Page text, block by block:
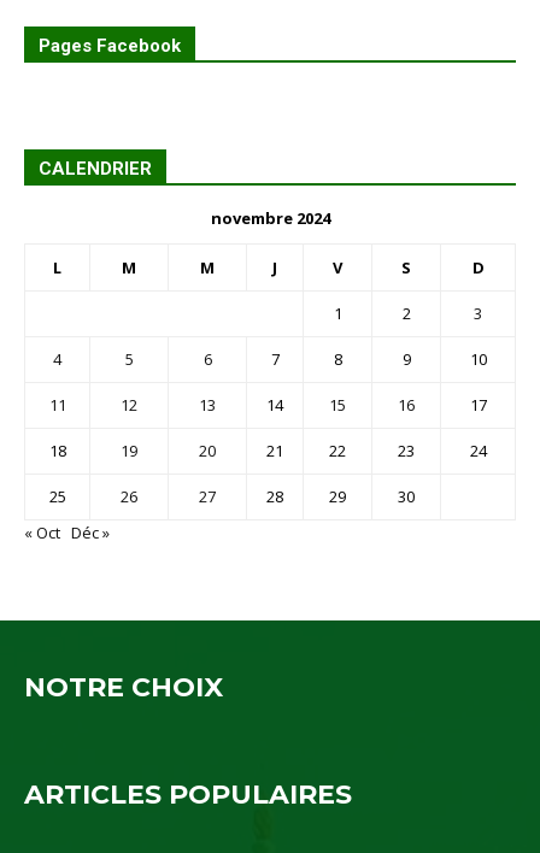
Pages Facebook
CALENDRIER
novembre 2024
L M M J V S D
1 2 3
4 5 6 7 8 9 10
11 12 13 14 15 16 17
18 19 20 21 22 23 24
25 26 27 28 29
30
« Oct Déc »
NOTRE CHOIX
ARTICLES POPULAIRES